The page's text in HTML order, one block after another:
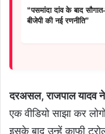
“पसमांदा दांव के बाद सौगात-
बीजेपी की नई रणनीति”
दरअसल, राजपाल यादव ने
एक वीडियो साझा कर
इसके बाद उन्हें काफी